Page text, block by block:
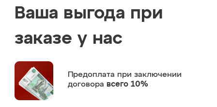
Ваша выгода при
заказе у нас
Предоплата при заключении
договора всего 10%